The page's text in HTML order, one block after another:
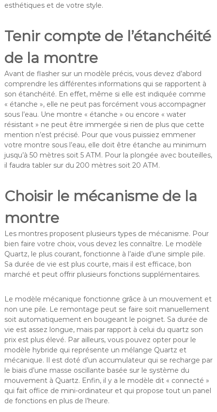
esthétiques et de votre style.
Tenir compte de l’étanchéité
de la montre
Avant de flasher sur un modèle précis, vous devez d’abord
comprendre les différentes informations qui se rapportent à
son étanchéité. En effet, même si elle est indiquée comme
« étanche », elle ne peut pas forcément vous accompagner
sous l’eau. Une montre « étanche » ou encore « water
résistant » ne peut être immergée si rien de plus que cette
mention n’est précisé. Pour que vous puissiez emmener
votre montre sous l’eau, elle doit être étanche au minimum
jusqu’à 50 mètres soit 5 ATM. Pour la plongée avec bouteilles,
il faudra tabler sur du 200 mètres soit 20 ATM.
Choisir le mécanisme de la
montre
Les montres proposent plusieurs types de mécanisme. Pour
bien faire votre choix, vous devez les connaître. Le modèle
Quartz, le plus courant, fonctionne à l’aide d’une simple pile.
Sa durée de vie est plus courte, mais il est efficace, bon
marché et peut offrir plusieurs fonctions supplémentaires.
Le modèle mécanique fonctionne grâce à un mouvement et
non une pile. Le remontage peut se faire soit manuellement
soit automatiquement en bougeant le poignet. Sa durée de
vie est assez longue, mais par rapport à celui du quartz son
prix est plus élevé. Par ailleurs, vous pouvez opter pour le
modèle hybride qui représente un mélange Quartz et
mécanique. Il est doté d’un accumulateur qui se recharge par
le biais d’une masse oscillante basée sur le système du
mouvement à Quartz. Enfin, il y a le modèle dit « connecté »
qui fait office de mini-ordinateur et qui propose tout un panel
de fonctions en plus de l’heure.